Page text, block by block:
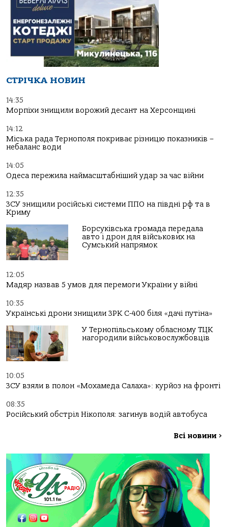
СТРІЧКА НОВИН
14:35
Морпіхи знищили ворожий десант на Херсонщині
14:12
Міська рада Тернополя покриває різницю показників –
небаланс води
14:05
Одеса пережила наймасштабніший удар за час війни
12:35
ЗСУ знищили російські системи ППО на півдні рф та в
Криму
Борсуківська громада передала
авто і дрон для військових на
Сумський напрямок
12:05
Мадяр назвав 5 умов для перемоги України у війні
10:35
Українські дрони знищили ЗРК С-400 біля «дачі путіна»
У Тернопільському обласному ТЦК
нагородили військовослужбовців
10:05
ЗСУ взяли в полон «Мохамеда Салаха»: курйоз на фронті
08:35
Російський обстріл Нікополя: загинув водій автобуса
Всі новини >